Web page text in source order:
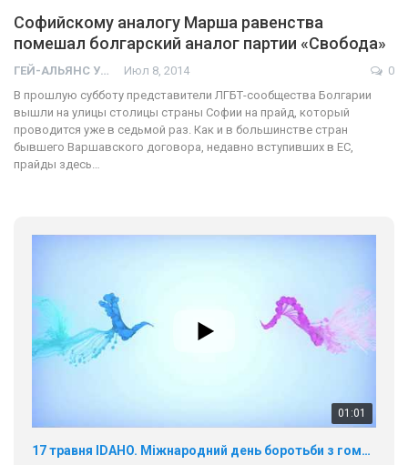
Софийскому аналогу Марша равенства
помешал болгарский аналог партии «Свобода»
ГЕЙ-АЛЬЯНС УКРАИНА Июл 8, 2014
0
В прошлую субботу представители ЛГБТ-сообщества Болгарии
вышли на улицы столицы страны Софии на прайд, который
проводится уже в седьмой раз. Как и в большинстве стран
бывшего Варшавского договора, недавно вступивших в ЕС,
прайды здесь…
01:01
17 травня IDAHO. Міжнародний день боротьби з гомофобією трансфобією і біфобія.